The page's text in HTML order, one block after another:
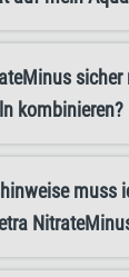
zusicher
kombinieren?
muss